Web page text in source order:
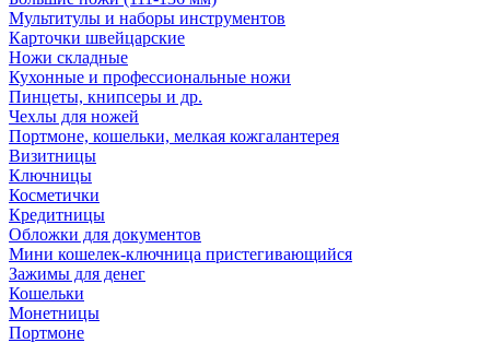
Мультитулы и наборы инструментов
Карточки швейцарские
Ножи складные
Кухонные и профессиональные ножи
Пинцеты, книпсеры и др.
Чехлы для ножей
Портмоне, кошельки, мелкая кожгалантерея
Визитницы
Ключницы
Косметички
Кредитницы
Обложки для документов
Мини кошелек-ключница пристегивающийся
Зажимы для денег
Кошельки
Монетницы
Портмоне